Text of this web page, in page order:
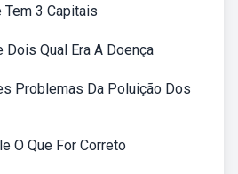
Tem 3 Capitais
Dois Qual Era A Doença
Problemas Da Poluição Dos
O Que For Correto